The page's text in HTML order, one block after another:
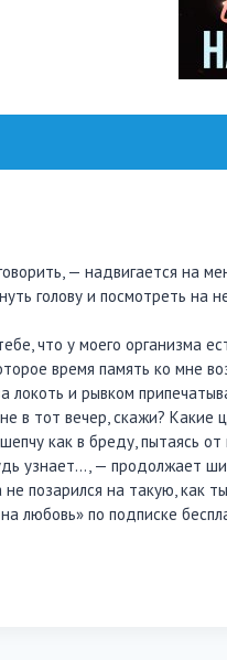
— надвигается на
голову и посмотреть на
что у моего организма
время память ко мне
локоть и рывком
в тот вечер, скажи? Какие
как в бреду, пытаясь от
узнает…, — продолжает
позарился на такую, как
любовь» по подписке